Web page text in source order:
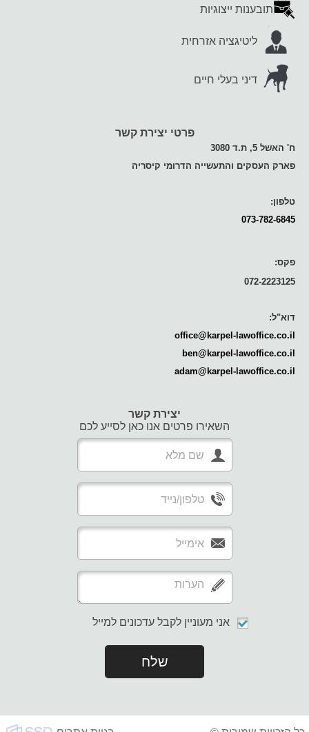
תובענות ייצוגיות
ליטיגציה אזרחית
דיני בעלי חיים
פרטי יצירת קשר
ח' האשל 5, ת.ד 3080
פארק העסקים והתעשייה הדרומי קיסריה
טלפון:
073-782-6845
פקס:
072-2223125
דוא"ל:
office@karpel-lawoffice.co.il
ben@karpel-lawoffice.co.il
adam@karpel-lawoffice.co.il
יצירת קשר
השאירו פרטים אנו כאן לסייע לכם
אני מעוניין לקבל עדכונים למייל
שלח